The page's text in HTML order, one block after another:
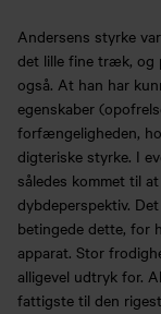
Andersens styrke
det lille fine træk, og
også. At han har
egenskaber
forfængeligheden,
digteriske styrke. I
således kommet til
dybdeperspektiv.
betingede dette, for
apparat. Stor
alligevel udtryk for.
fattigste til den